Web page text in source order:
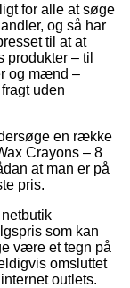
for alle at søge
og så har
til at at
produkter – til
og mænd –
uden
en række
Crayons – 8
at man er på
pris.
som kan
være et tegn på
omsluttet
outlets.